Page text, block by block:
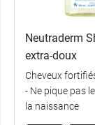
Neutraderm
extra-doux
Cheveux
- Ne pique pas
la naissance